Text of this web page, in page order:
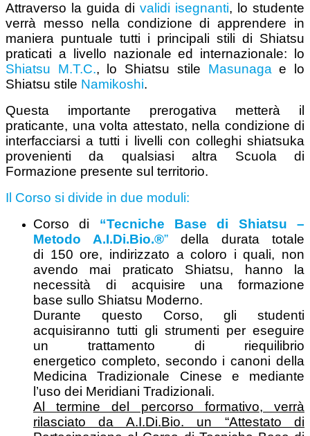
Attraverso la guida di validi isegnanti, lo studente
verrà messo nella condizione di apprendere in
maniera puntuale tutti i principali stili di Shiatsu
praticati a livello nazionale ed internazionale: lo
Shiatsu M.T.C., lo Shiatsu stile Masunaga e lo
Shiatsu stile Namikoshi.
Questa importante prerogativa metterà il
praticante, una volta attestato, nella condizione di
interfacciarsi a tutti i livelli con colleghi shiatsuka
provenienti da qualsiasi altra Scuola di
Formazione presente sul territorio.
Il Corso si divide in due moduli:
Corso di “Tecniche Base di Shiatsu –
Metodo A.I.Di.Bio.®” della durata totale
di 150 ore, indirizzato a coloro i quali, non
avendo mai praticato Shiatsu, hanno la
necessità di acquisire una formazione
base sullo Shiatsu Moderno.
Durante questo Corso, gli studenti
acquisiranno tutti gli strumenti per eseguire
un trattamento di riequilibrio
energetico completo, secondo i canoni della
Medicina Tradizionale Cinese e mediante
l’uso dei Meridiani Tradizionali.
Al termine del percorso formativo, verrà
rilasciato da A.I.Di.Bio. un “Attestato di